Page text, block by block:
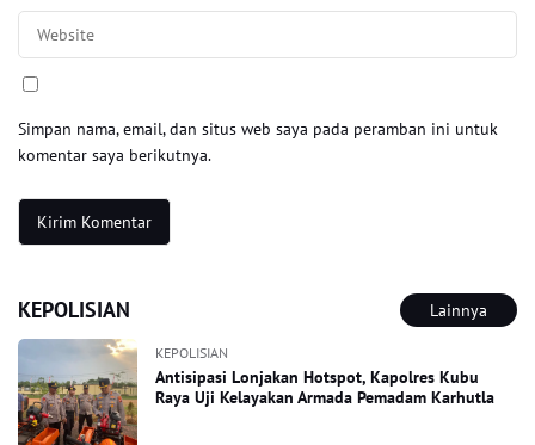
Simpan nama, email, dan situs web saya pada peramban ini untuk
komentar saya berikutnya.
KEPOLISIAN Lainnya
KEPOLISIAN
Antisipasi Lonjakan Hotspot, Kapolres Kubu
Raya Uji Kelayakan Armada Pemadam Karhutla